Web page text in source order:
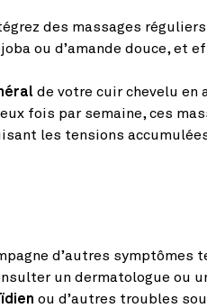
des massages
ou d’amande douce, et
de votre cuir chevelu en
fois par semaine, ces
les tensions
d’autres symptômes
un dermatologue ou
ou d’autres troubles